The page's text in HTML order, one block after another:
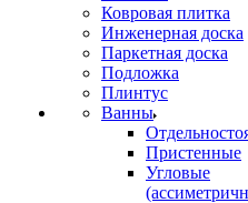
Ковровая плитка
Инженерная доска
Паркетная доска
Подложка
Плинтус
Ванны
Пристенные
Угловые